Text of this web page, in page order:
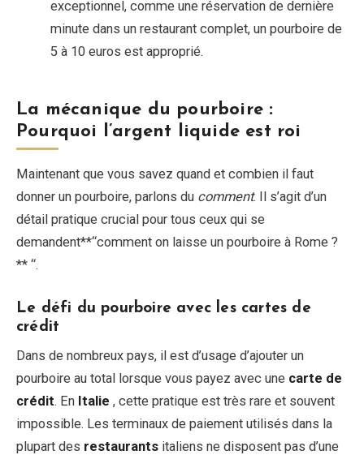
exceptionnel, comme une réservation de dernière
minute dans un restaurant complet, un pourboire de
5 à 10 euros est approprié.
La mécanique du pourboire :
Pourquoi l’argent liquide est roi
Maintenant que vous savez quand et combien il faut
donner un pourboire, parlons du comment. Il s’agit d’un
détail pratique crucial pour tous ceux qui se
demandent**“comment on laisse un pourboire à Rome ?
** “.
Le défi du pourboire avec les cartes de
crédit
Dans de nombreux pays, il est d’usage d’ajouter un
pourboire au total lorsque vous payez avec une carte de
crédit. En Italie , cette pratique est très rare et souvent
impossible. Les terminaux de paiement utilisés dans la
plupart des restaurants italiens ne disposent pas d’une